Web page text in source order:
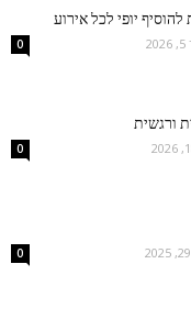
יופי לכל אירוע
0
ורגשית
0
0